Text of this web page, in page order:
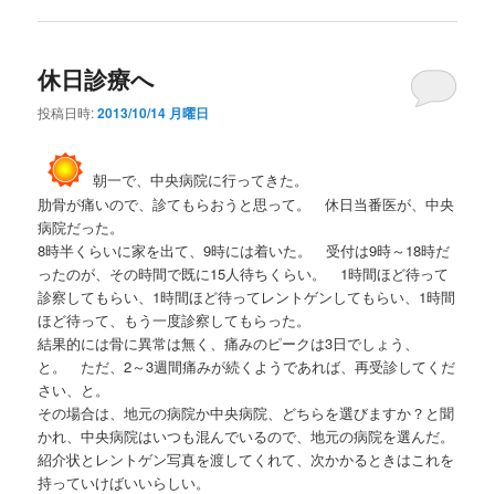
休日診療へ
投稿日時:2013/10/14 月曜日
朝一で、中央病院に行ってきた。
肋骨が痛いので、診てもらおうと思って。 休日当番医が、中央
病院だった。
8時半くらいに家を出て、9時には着いた。 受付は9時～18時だ
ったのが、その時間で既に15人待ちくらい。 1時間ほど待って
診察してもらい、1時間ほど待ってレントゲンしてもらい、1時間
ほど待って、もう一度診察してもらった。
結果的には骨に異常は無く、痛みのピークは3日でしょう、
と。 ただ、2～3週間痛みが続くようであれば、再受診してくだ
さい、と。
その場合は、地元の病院か中央病院、どちらを選びますか？と聞
かれ、中央病院はいつも混んでいるので、地元の病院を選んだ。
紹介状とレントゲン写真を渡してくれて、次かかるときはこれを
持っていけばいいらしい。